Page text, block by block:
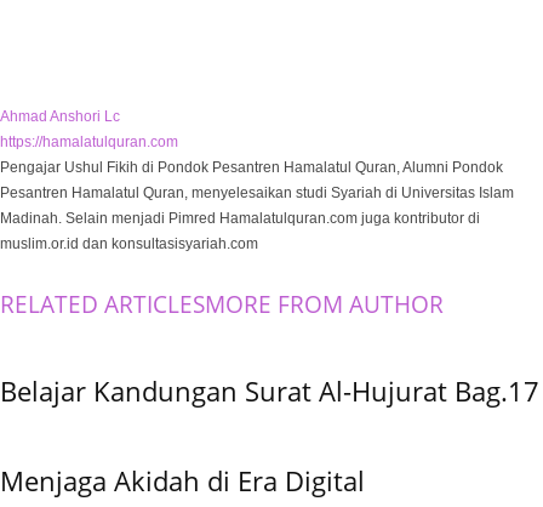
Ahmad Anshori Lc
https://hamalatulquran.com
Pengajar Ushul Fikih di Pondok Pesantren Hamalatul Quran, Alumni Pondok
Pesantren Hamalatul Quran, menyelesaikan studi Syariah di Universitas Islam
Madinah. Selain menjadi Pimred Hamalatulquran.com juga kontributor di
muslim.or.id dan konsultasisyariah.com
RELATED ARTICLESMORE FROM AUTHOR
Belajar Kandungan Surat Al-Hujurat Bag.17
Menjaga Akidah di Era Digital